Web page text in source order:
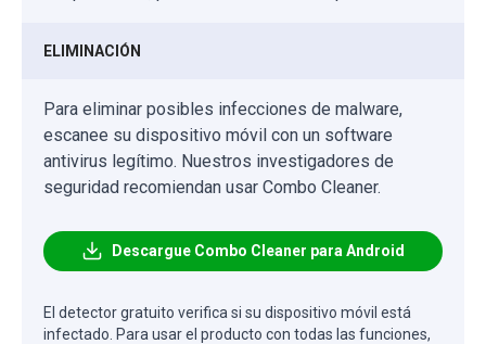
ELIMINACIÓN
Para eliminar posibles infecciones de malware,
escanee su dispositivo móvil con un software
antivirus legítimo. Nuestros investigadores de
seguridad recomiendan usar Combo Cleaner.
Descargue Combo Cleaner para Android
El detector gratuito verifica si su dispositivo móvil está
infectado. Para usar el producto con todas las funciones,